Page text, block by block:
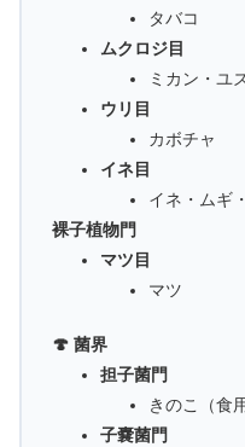
タバコ
ムクロジ目
ミカン・ユ
ウリ目
カボチャ
イネ目
イネ・ムギ
裸子植物門
マツ目
マツ
🍄 菌界
担子菌門
きのこ（食
子嚢菌門